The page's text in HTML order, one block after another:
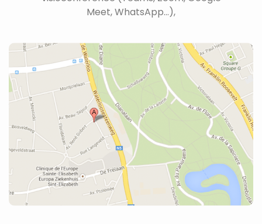
Meet, WhatsApp...),